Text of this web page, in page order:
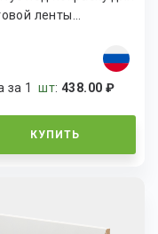
ленты...
за 1шт:438.00 ₽
КУПИТЬ